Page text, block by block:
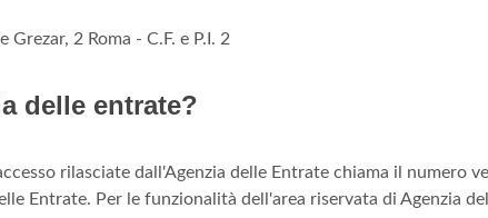
2 Roma - C.F. e P.I. 2
delle entrate?
rilasciate dall'Agenzia delle Entrate chiama il numero
Entrate. Per le funzionalità dell'area riservata di Agenzia